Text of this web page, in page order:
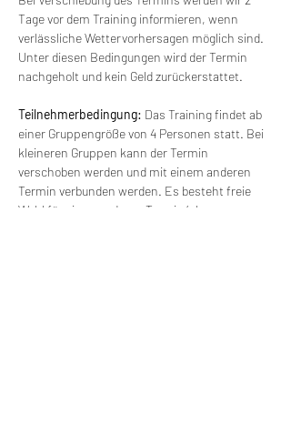
Tage vor dem Training informieren, wenn
verlässliche Wettervorhersagen möglich sind.
Unter diesen Bedingungen wird der Termin
nachgeholt und kein Geld zurückerstattet.
Teilnehmerbedingung: Das Training findet ab
einer Gruppengröße von 4 Personen statt. Bei
kleineren Gruppen kann der Termin
verschoben werden und mit einem anderen
Termin verbunden werden. Es besteht freie
Wahl für einen anderen Termin (ohne